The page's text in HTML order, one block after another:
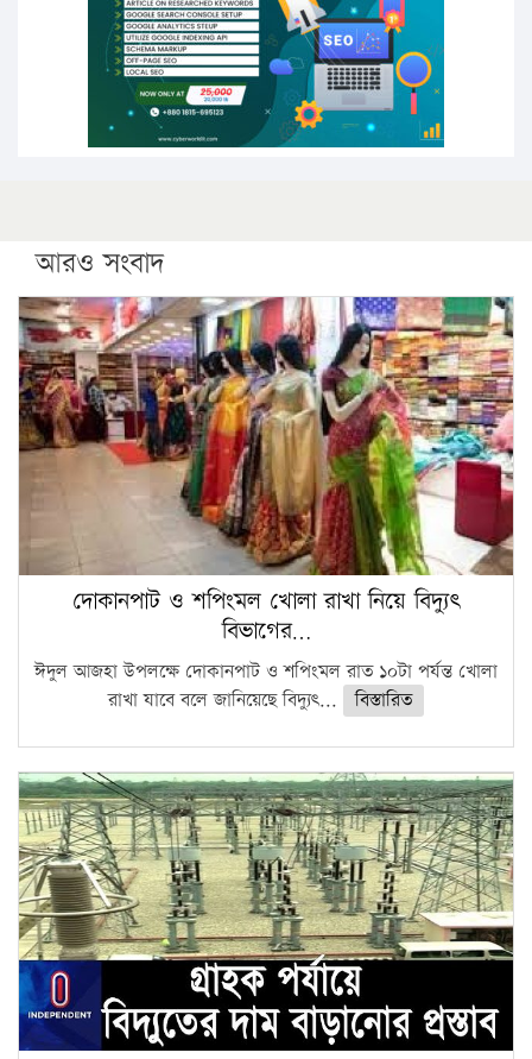
কঠোর হচ্ছে এসএসসি ও এইচএসসি পরীক্ষা
ফরিদগঞ্জে আগুনে পুড়লো ৬ ব্যবসা প্রতিষ্ঠান
আরও সংবাদ
দোকানপাট ও শপিংমল খোলা রাখা নিয়ে বিদ্যুৎ
বিভাগের…
ঈদুল আজহা উপলক্ষে দোকানপাট ও শপিংমল রাত ১০টা পর্যন্ত খোলা
রাখা যাবে বলে জানিয়েছে বিদ্যুৎ...
বিস্তারিত